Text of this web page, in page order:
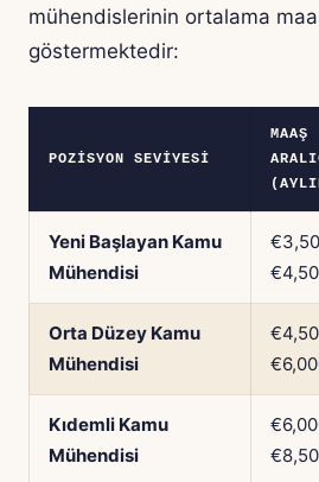
mühendislerinin ortalama maaş
göstermektedir:
POZISYON SEVIYESI
MAAŞ
Yeni Başlayan Kamu
Mühendisi
Orta Düzey Kamu
Mühendisi
Kıdemli Kamu
Mühendisi